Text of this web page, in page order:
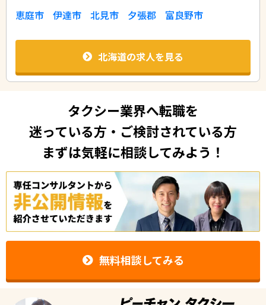
恵庭市
伊達市 北見市 夕張郡 富良野市
北海道の求人を見る
タクシー業界へ転職を
迷っている方・ご検討されている方
まずは気軽に相談してみよう！
無料相談してみる